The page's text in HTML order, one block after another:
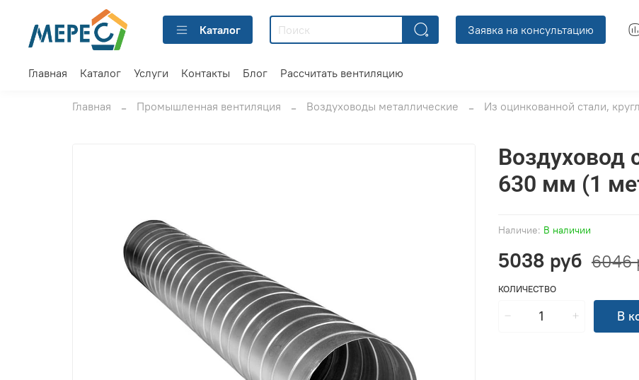
Каталог Заявка на консультацию
Главная Каталог Услуги Контакты Блог Рассчитать вентиляцию
Главная Промышленная вентиляция Воздуховоды металлические Из оцинкованной стали,
Наличие: В наличии
Воздуховод
630 мм (1
5038 руб 6046
КОЛИЧЕСТВО
В